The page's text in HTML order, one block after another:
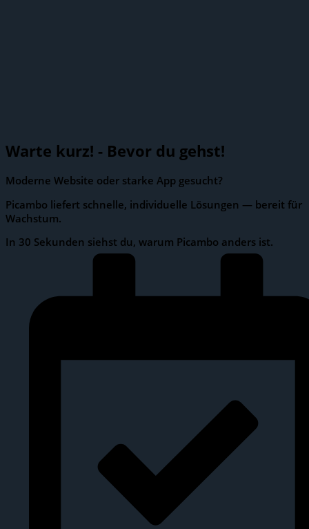
Warte kurz! - Bevor du gehst!
Moderne Website oder starke App gesucht?
Picambo liefert schnelle, individuelle Lösungen — bereit für
Wachstum.
In 30 Sekunden siehst du, warum Picambo anders ist.